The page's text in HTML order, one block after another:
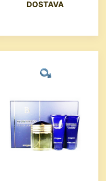
DOSTAVA